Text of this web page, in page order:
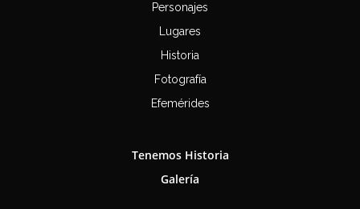
Personajes
Lugares
Historia
Fotografía
Efemérides
Tenemos Historia
Galería